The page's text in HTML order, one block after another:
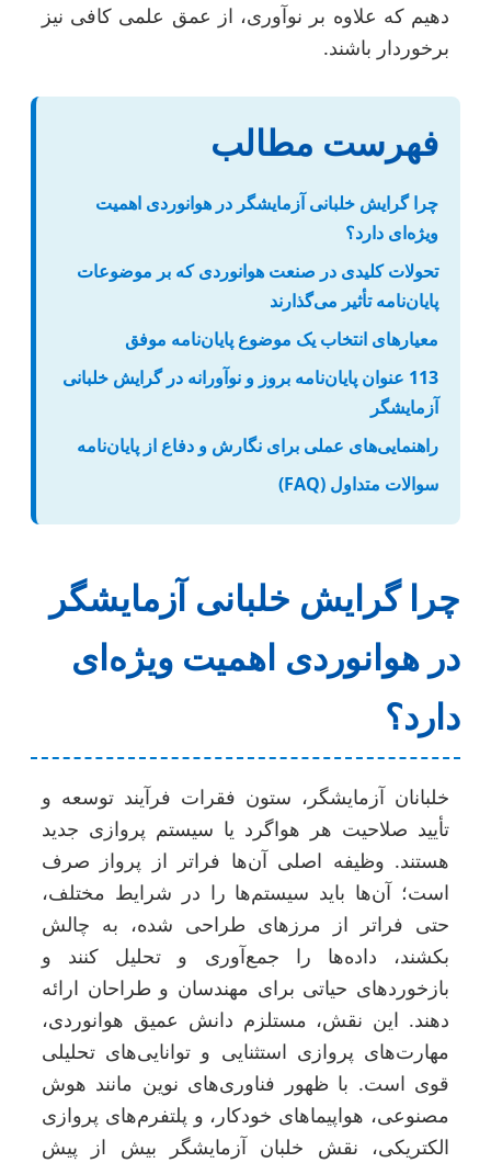
دهیم که علاوه بر نوآوری، از عمق علمی کافی نیز
برخوردار باشند.
فهرست مطالب
چرا گرایش خلبانی آزمایشگر در هوانوردی اهمیت
ویژه‌ای دارد؟
تحولات کلیدی در صنعت هوانوردی که بر موضوعات
پایان‌نامه تأثیر می‌گذارند
معیارهای انتخاب یک موضوع پایان‌نامه موفق
113 عنوان پایان‌نامه بروز و نوآورانه در گرایش خلبانی
آزمایشگر
راهنمایی‌های عملی برای نگارش و دفاع از پایان‌نامه
سوالات متداول (FAQ)
چرا گرایش خلبانی آزمایشگر
در هوانوردی اهمیت ویژه‌ای
دارد؟
خلبانان آزمایشگر، ستون فقرات فرآیند توسعه و
تأیید صلاحیت هر هواگرد یا سیستم پروازی جدید
هستند. وظیفه اصلی آن‌ها فراتر از پرواز صرف
است؛ آن‌ها باید سیستم‌ها را در شرایط مختلف،
حتی فراتر از مرزهای طراحی شده، به چالش
بکشند، داده‌ها را جمع‌آوری و تحلیل کنند و
بازخوردهای حیاتی برای مهندسان و طراحان ارائه
دهند. این نقش، مستلزم دانش عمیق هوانوردی،
مهارت‌های پروازی استثنایی و توانایی‌های تحلیلی
قوی است. با ظهور فناوری‌های نوین مانند هوش
مصنوعی، هواپیماهای خودکار، و پلتفرم‌های پروازی
الکتریکی، نقش خلبان آزمایشگر بیش از پیش